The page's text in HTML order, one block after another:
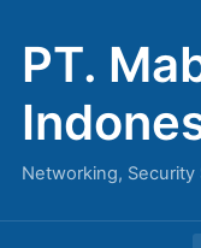
PT.
Networking,